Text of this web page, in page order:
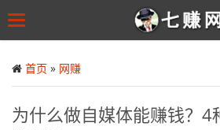
to
main
Toggle
首页 » 网赚
为什么做自媒体能赚钱？4